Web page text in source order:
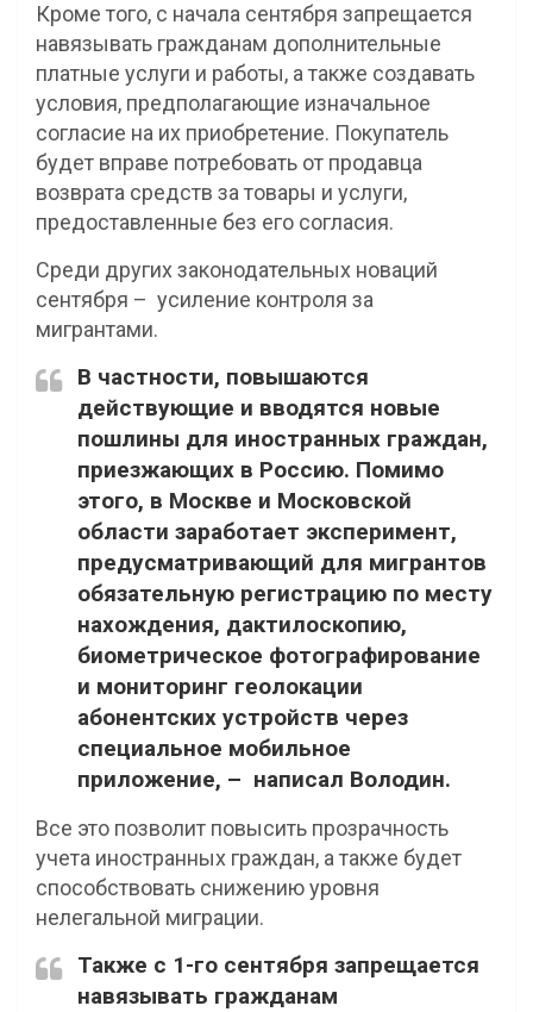
Кроме того, с начала сентября запрещается
навязывать гражданам дополнительные
платные услуги и работы, а также создавать
условия, предполагающие изначальное
согласие на их приобретение. Покупатель
будет вправе потребовать от продавца
возврата средств за товары и услуги,
предоставленные без его согласия.
Среди других законодательных новаций
сентября – усиление контроля за
мигрантами.
В частности, повышаются
действующие и вводятся новые
пошлины для иностранных граждан,
приезжающих в Россию. Помимо
этого, в Москве и Московской
области заработает эксперимент,
предусматривающий для мигрантов
обязательную регистрацию по месту
нахождения, дактилоскопию,
биометрическое фотографирование
и мониторинг геолокации
абонентских устройств через
специальное мобильное
приложение, – написал Володин.
Все это позволит повысить прозрачность
учета иностранных граждан, а также будет
способствовать снижению уровня
нелегальной миграции.
Также с 1-го сентября запрещается
навязывать гражданам